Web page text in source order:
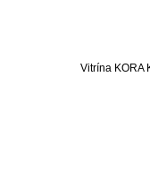
Vitrína KORA